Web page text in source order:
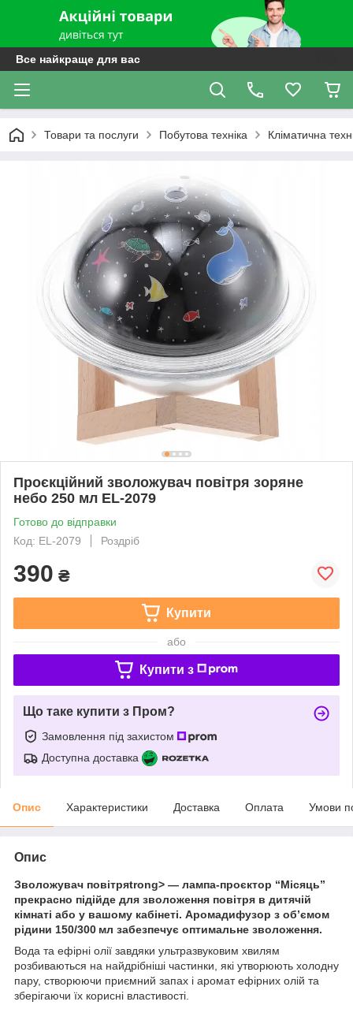
Все найкраще для вас
Товари та послуги Побутова техніка Кліматична
Проєкційний зволожувач повітря зоряне
небо 250 мл EL-2079
Готово до відправки
Код: EL-2079
Роздріб
390 ₴
Купити
або
Купити з
Що таке купити з Пром?
Замовлення під захистом
Доступна доставка
Опис Характеристики Доставка Оплата Умови
Опис
Зволожувач повітряtrong> — лампа-проєктор “Місяць”
прекрасно підійде для зволоження повітря в дитячій
кімнаті або у вашому кабінеті. Аромадифузор з об’ємом
рідини 150/300 мл забезпечує оптимальне зволоження.
Вода та ефірні олії завдяки ультразвуковим хвилям
розбиваються на найдрібніші частинки, які утворюють холодну
пару, створюючи приємний запах і аромат ефірних олій та
зберігаючи їх корисні властивості.